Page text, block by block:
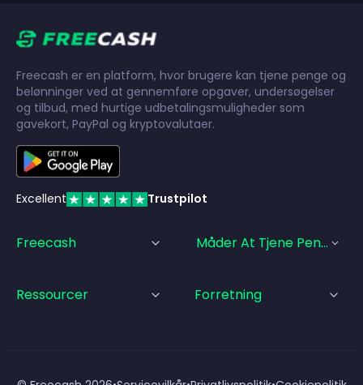
Freecash er en platform, hvor brugere kan tjene penge og
belønninger ved at gennemføre opgaver, undersøgelser
og tilbud, med hurtige udbetalingsmuligheder som
gavekort, PayPal og kryptovalutaer.
Excellent Trustpilot
Freecash Måder At Tjene Penge På
Ressourcer Forretning